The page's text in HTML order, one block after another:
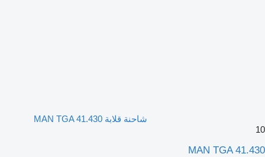
شاحنة قلابة MAN TGA 41.430
10
MAN TGA 41.430